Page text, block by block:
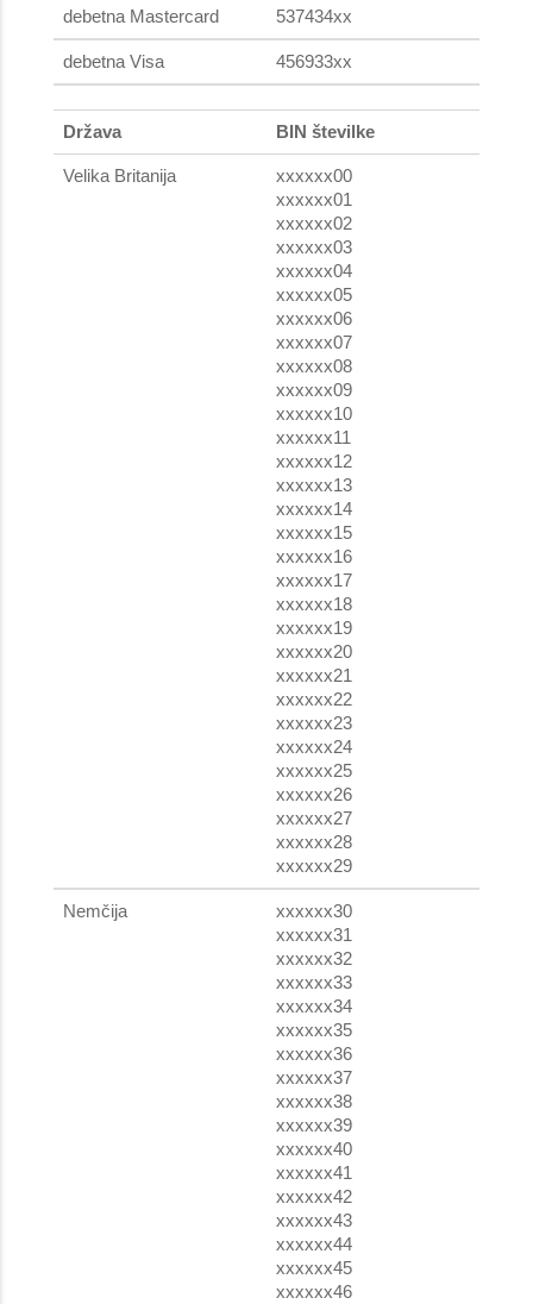
debetna Mastercard 537434xx
debetna Visa 456933xx
Država BIN številke
Velika Britanija
xxxxxx00
xxxxxx01
xxxxxx02
xxxxxx03
xxxxxx04
xxxxxx05
xxxxxx06
xxxxxx07
xxxxxx08
xxxxxx09
xxxxxx10
xxxxxx11
xxxxxx12
xxxxxx13
xxxxxx14
xxxxxx15
xxxxxx16
xxxxxx17
xxxxxx18
xxxxxx19
xxxxxx20
xxxxxx21
xxxxxx22
xxxxxx23
xxxxxx24
xxxxxx25
xxxxxx26
xxxxxx27
xxxxxx28
xxxxxx29
Nemčija
xxxxxx30
xxxxxx31
xxxxxx32
xxxxxx33
xxxxxx34
xxxxxx35
xxxxxx36
xxxxxx37
xxxxxx38
xxxxxx39
xxxxxx40
xxxxxx41
xxxxxx42
xxxxxx43
xxxxxx44
xxxxxx45
xxxxxx46